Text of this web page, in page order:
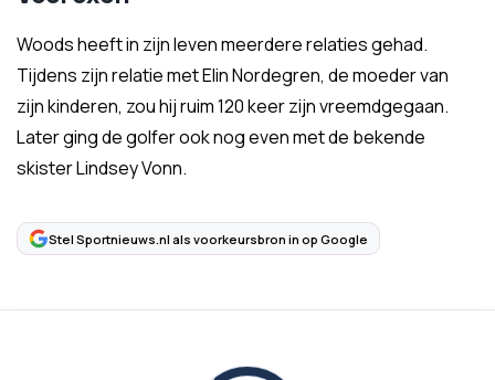
Woods heeft in zijn leven meerdere relaties gehad.
Tijdens zijn relatie met Elin Nordegren, de moeder van
zijn kinderen, zou hij ruim 120 keer zijn vreemdgegaan.
Later ging de golfer ook nog even met de bekende
skister Lindsey Vonn.
Stel Sportnieuws.nl als voorkeursbron in op Google